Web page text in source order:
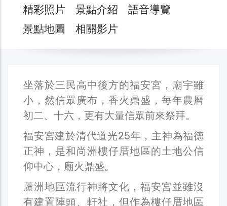
精彩照片 景點介紹
語音導覽
景點地圖
相關影片
坐落於三民高中後方的福安宮，廟宇雖
小，然信眾廣布，香火鼎盛，每年農曆
初二、十六，更有大量信眾前來祭拜。
福安宮建於清代道光25年，主神為福德
正神，是和尚洲樓仔厝地區的土地公信
仰中心，廟火鼎盛。
蘆洲地區流行神將文化，福安宮並雖沒
有建置陣頭、軒社，但作為樓仔厝地區